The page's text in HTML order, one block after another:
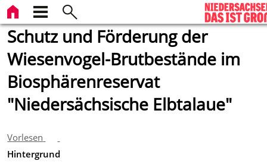
Schutz und Förderung der
Wiesenvogel-Brutbestände im
Biosphärenreservat
"Niedersächsische Elbtalaue"
Vorlesen
Hintergrund